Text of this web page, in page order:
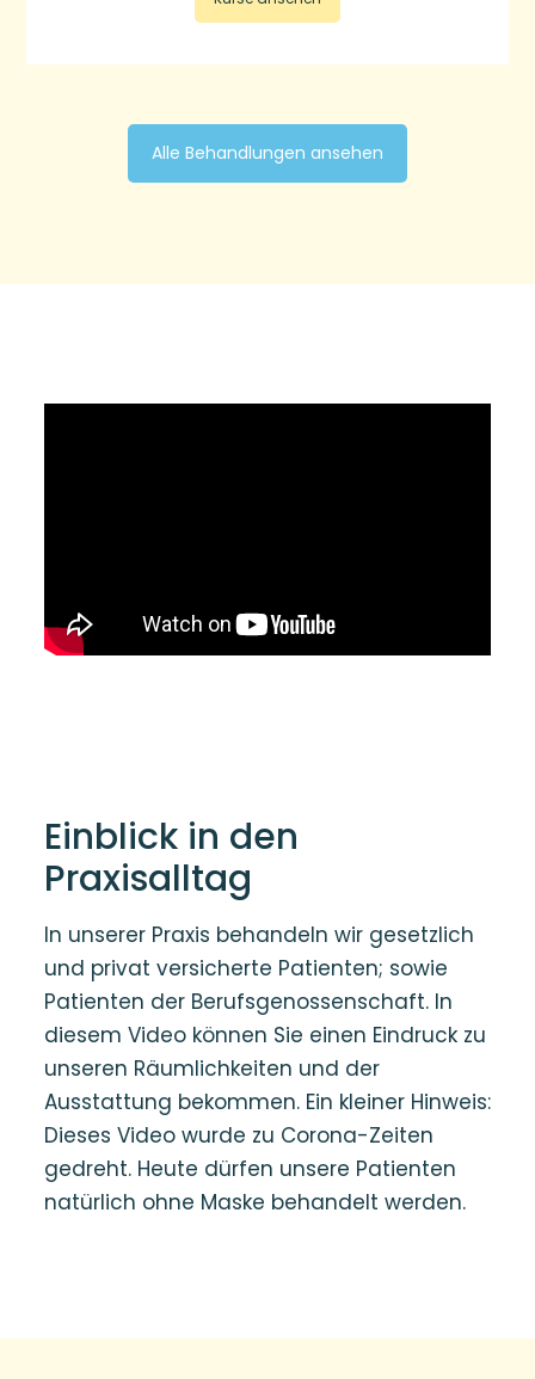
Alle Behandlungen ansehen
Einblick in den
Praxisalltag
In unserer Praxis behandeln wir gesetzlich
und privat versicherte Patienten; sowie
Patienten der Berufsgenossenschaft. In
diesem Video können Sie einen Eindruck zu
unseren Räumlichkeiten und der
Ausstattung bekommen. Ein kleiner Hinweis:
Dieses Video wurde zu Corona-Zeiten
gedreht. Heute dürfen unsere Patienten
natürlich ohne Maske behandelt werden.